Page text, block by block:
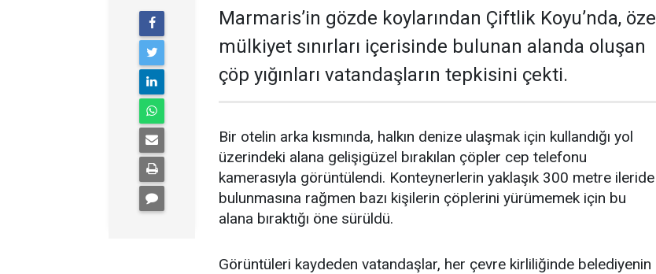
Marmaris’in gözde koylarından Çiftlik Koyu’nda, özel
mülkiyet sınırları içerisinde bulunan alanda oluşan
çöp yığınları vatandaşların tepkisini çekti.
Bir otelin arka kısmında, halkın denize ulaşmak için kullandığı yol
üzerindeki alana gelişigüzel bırakılan çöpler cep telefonu
kamerasıyla görüntülendi. Konteynerlerin yaklaşık 300 metre ileride
bulunmasına rağmen bazı kişilerin çöplerini yürümemek için bu
alana bıraktığı öne sürüldü.
Görüntüleri kaydeden vatandaşlar, her çevre kirliliğinde belediyenin